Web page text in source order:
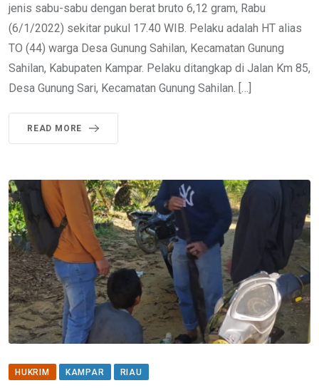
jenis sabu-sabu dengan berat bruto 6,12 gram, Rabu
(6/1/2022) sekitar pukul 17.40 WIB. Pelaku adalah HT alias
TO (44) warga Desa Gunung Sahilan, Kecamatan Gunung
Sahilan, Kabupaten Kampar. Pelaku ditangkap di Jalan Km 85,
Desa Gunung Sari, Kecamatan Gunung Sahilan. […]
READ MORE
HUKRIM KAMPAR RIAU